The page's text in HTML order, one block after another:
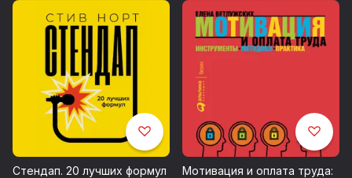
дополненное издание)
Стендап. 20 лучших формул
Мотивация и оплата труда: